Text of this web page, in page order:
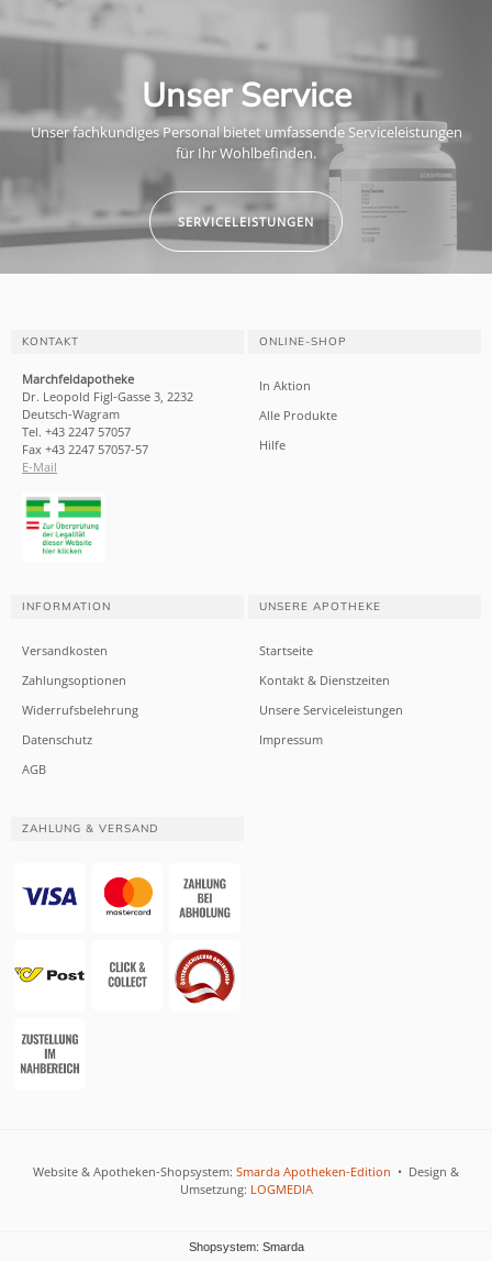
Unser Service
Unser fachkundiges Personal bietet umfassende Serviceleistungen
für Ihr Wohlbefinden.
SERVICELEISTUNGEN
KONTAKT
Marchfeldapotheke
Dr. Leopold Figl-Gasse 3, 2232
Deutsch-Wagram
Tel. +43 2247 57057
Fax +43 2247 57057-57
E-Mail
ONLINE-SHOP
In Aktion
Alle Produkte
Hilfe
INFORMATION
Versandkosten
Zahlungsoptionen
Widerrufsbelehrung
Datenschutz
AGB
UNSERE APOTHEKE
Startseite
Kontakt & Dienstzeiten
Unsere Serviceleistungen
Impressum
ZAHLUNG & VERSAND
Website & Apotheken-Shopsystem: Smarda Apotheken-Edition • Design &
Umsetzung: LOGMEDIA
Shopsystem: Smarda